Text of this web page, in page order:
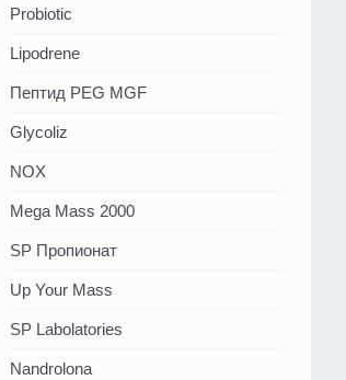
Probiotic
Lipodrene
Пептид PEG MGF
Glycoliz
NOX
Mega Mass 2000
SP Пропионат
Up Your Mass
SP Labolatories
Nandrolona